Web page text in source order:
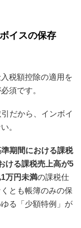
イスの保存
税額控除の適用を
須です。
だから、インボイ
。
準期間における課税
ける課税売上高が5
万円未満の課税仕
とも帳簿のみの保
る「少額特例」が